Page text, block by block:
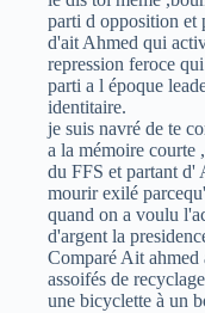
parti d opposition et
d'ait Ahmed qui
repression feroce
parti a l époque
identitaire.
je suis navré de te
a la mémoire courte
du FFS et partant d'
mourir exilé
quand on a voulu
d'argent la
Comparé Ait
assoifés de
une bicyclette à un